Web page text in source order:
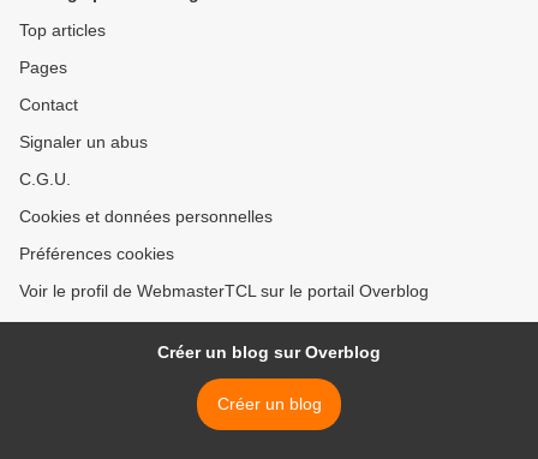
Top articles
Pages
Contact
Signaler un abus
C.G.U.
Cookies et données personnelles
Préférences cookies
Voir le profil de WebmasterTCL sur le portail Overblog
Créer un blog sur Overblog
Créer un blog